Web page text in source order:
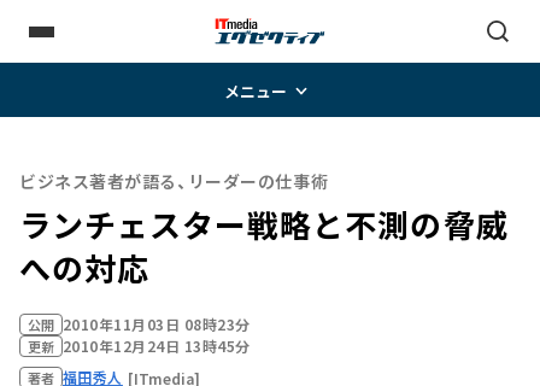
メニュー
ビジネス著者が語る、リーダーの仕事術
ランチェスター戦略と不測の脅威
への対応
公開 2010年11月03日 08時23分
更新 2010年12月24日 13時45分
著者 福田秀人 [ITmedia]